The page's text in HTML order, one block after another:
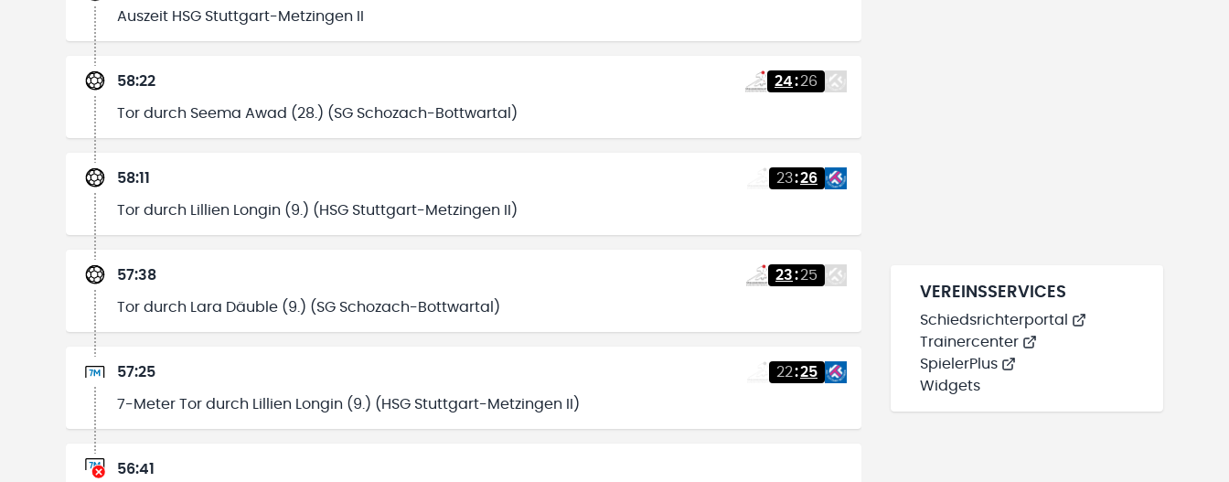
Auszeit HSG Stuttgart-Metzingen II
58:22 24:26
Tor durch Seema Awad (28.) (SG Schozach-Bottwartal)
58:11 23:26
Tor durch Lillien Longin (9.) (HSG Stuttgart-Metzingen II)
57:38 23:25
Tor durch Lara Däuble (9.) (SG Schozach-Bottwartal)
57:25 22:25
7-Meter Tor durch Lillien Longin (9.) (HSG Stuttgart-Metzingen II)
56:41
VEREINSSERVICES
Schiedsrichterportal
Trainercenter
SpielerPlus
Widgets